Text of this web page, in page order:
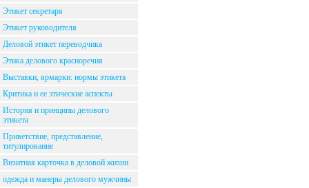
Этикет секретаря
Этикет руководителя
Деловой этикет переводчика
Этика делового красноречия
Выставки, ярмарки: нормы этикета
Критика и ее этические аспекты
История и принципы делового
этикета
Приветствие, представление,
титулирование
Визитная карточка в деловой жизни
одежда и манеры делового мужчины